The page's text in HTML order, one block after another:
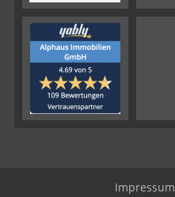
Impressum